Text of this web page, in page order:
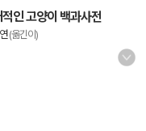
인 고양이 백과사전
(옮긴이)